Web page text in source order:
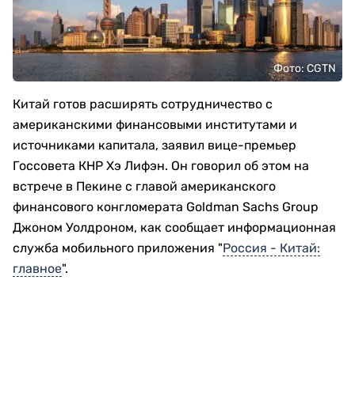
Фото: CGTN
Китай готов расширять сотрудничество с
американскими финансовыми институтами и
источниками капитала, заявил вице-премьер
Госсовета КНР Хэ Лифэн. Он говорил об этом на
встрече в Пекине с главой американского
финансового конгломерата Goldman Sachs Group
Джоном Уолдроном, как сообщает информационная
служба мобильного приложения "Россия - Китай:
главное".